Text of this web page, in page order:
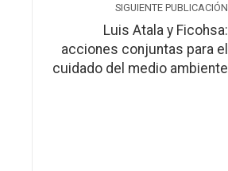
SIGUIENTE PUBLICACIÓN
Luis Atala y Ficohsa:
acciones conjuntas para el
cuidado del medio ambiente